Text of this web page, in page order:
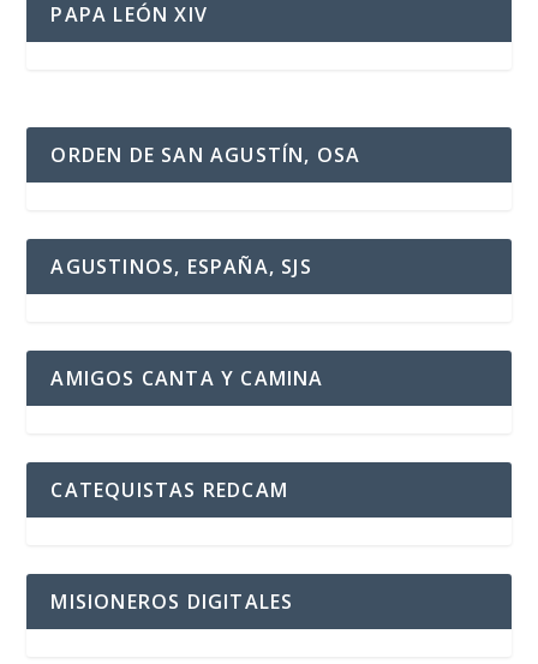
PAPA LEÓN XIV
ORDEN DE SAN AGUSTÍN, OSA
AGUSTINOS, ESPAÑA, SJS
AMIGOS CANTA Y CAMINA
CATEQUISTAS REDCAM
MISIONEROS DIGITALES